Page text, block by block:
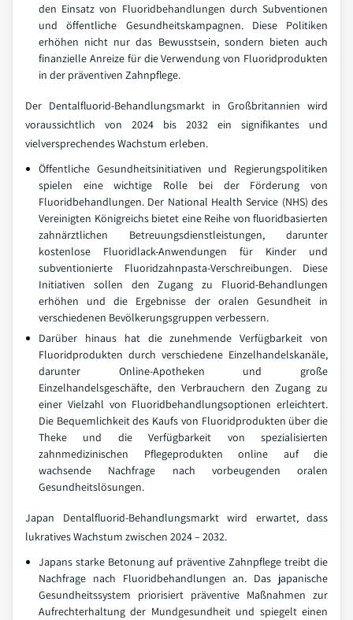
den Einsatz von Fluoridbehandlungen durch Subventionen
und öffentliche Gesundheitskampagnen. Diese Politiken
erhöhen nicht nur das Bewusstsein, sondern bieten auch
finanzielle Anreize für die Verwendung von Fluoridprodukten
in der präventiven Zahnpflege.
Der Dentalfluorid-Behandlungsmarkt in Großbritannien wird
voraussichtlich von 2024 bis 2032 ein signifikantes und
vielversprechendes Wachstum erleben.
Öffentliche Gesundheitsinitiativen und Regierungspolitiken
spielen eine wichtige Rolle bei der Förderung von
Fluoridbehandlungen. Der National Health Service (NHS) des
Vereinigten Königreichs bietet eine Reihe von fluoridbasierten
zahnärztlichen Betreuungsdienstleistungen, darunter
kostenlose Fluoridlack-Anwendungen für Kinder und
subventionierte Fluoridzahnpasta-Verschreibungen. Diese
Initiativen sollen den Zugang zu Fluorid-Behandlungen
erhöhen und die Ergebnisse der oralen Gesundheit in
verschiedenen Bevölkerungsgruppen verbessern.
Darüber hinaus hat die zunehmende Verfügbarkeit von
Fluoridprodukten durch verschiedene Einzelhandelskanäle,
darunter Online-Apotheken und große
Einzelhandelsgeschäfte, den Verbrauchern den Zugang zu
einer Vielzahl von Fluoridbehandlungsoptionen erleichtert.
Die Bequemlichkeit des Kaufs von Fluoridprodukten über die
Theke und die Verfügbarkeit von spezialisierten
zahnmedizinischen Pflegeprodukten online auf die
wachsende Nachfrage nach vorbeugenden oralen
Gesundheitslösungen.
Japan Dentalfluorid-Behandlungsmarkt wird erwartet, dass
lukratives Wachstum zwischen 2024 – 2032.
Japans starke Betonung auf präventive Zahnpflege treibt die
Nachfrage nach Fluoridbehandlungen an. Das japanische
Gesundheitssystem priorisiert präventive Maßnahmen zur
Aufrechterhaltung der Mundgesundheit und spiegelt einen